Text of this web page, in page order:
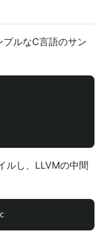
プルなC言語のサン
ルし、LLVMの中間